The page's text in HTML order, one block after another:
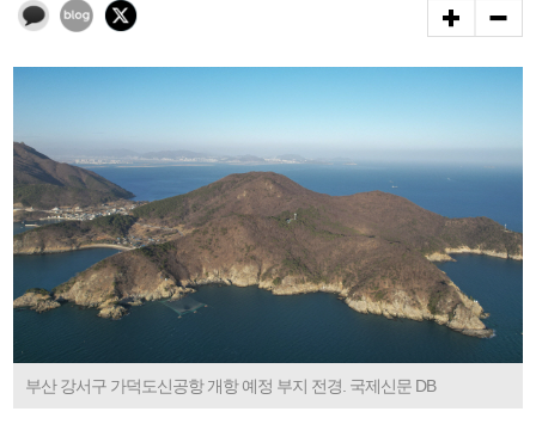
부산 강서구 가덕도신공항 개항 예정 부지 전경. 국제신문 DB